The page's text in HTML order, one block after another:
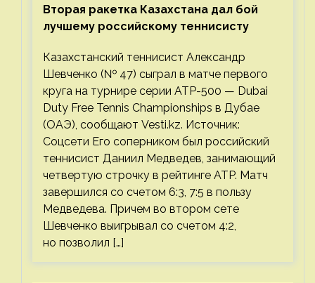
Вторая ракетка Казахстана дал бой
лучшему российскому теннисисту
Казахстанский теннисист Александр
Шевченко (№ 47) сыграл в матче первого
круга на турнире серии ATP-500 — Dubai
Duty Free Tennis Championships в Дубае
(ОАЭ), сообщают Vesti.kz. Источник:
Соцсети Его соперником был российский
теннисист Даниил Медведев, занимающий
четвертую строчку в рейтинге ATP. Матч
завершился со счетом 6:3, 7:5 в пользу
Медведева. Причем во втором сете
Шевченко выигрывал со счетом 4:2,
но позволил […]